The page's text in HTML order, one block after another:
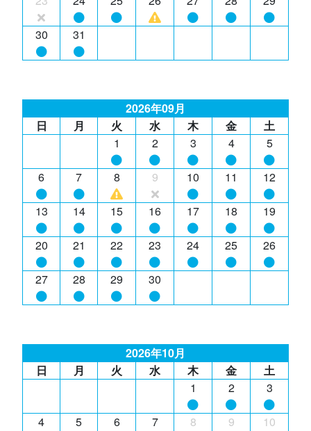
30 31
2026年09月
日
月 火 水 木 金
土
1
2 3 4 5
6 7 8 9 10 11 12
13 14 15 16 17 18 19
20 21 22 23 24 25 26
27 28 29 30
2026年10月
日
月 火 水 木 金
土
1
2 3
4 5 6 7 8 9 10